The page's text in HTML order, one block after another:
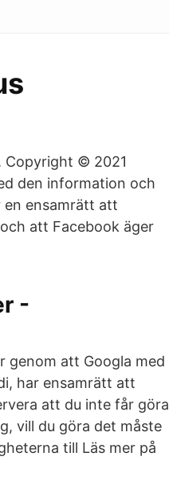
Copyright © 2021
den information och
en ensamrätt att
att Facebook äger
-
genom att Googla med
har ensamrätt att
att du inte får göra
vill du göra det måste
till Läs mer på